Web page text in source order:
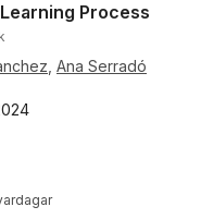
Process
Ana Serradó